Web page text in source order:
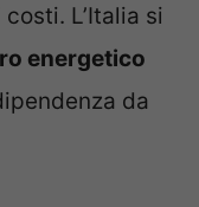
L’Italia si
energetico
da